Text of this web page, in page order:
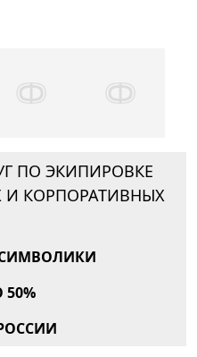
ПО ЭКИПИРОВКЕ
КОРПОРАТИВНЫХ